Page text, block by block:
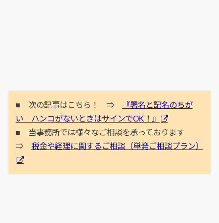
■ 次の記事はこちら！ ⇒
『署名と記名のちが
い ハンコがないときはサインでOK！』
■ 当事務所では様々なご相談を承っております
⇒ 税金や経理に関するご相談（単発ご相談プラン）